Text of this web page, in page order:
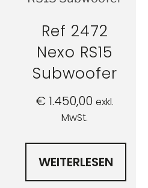
Ref 2472
Nexo RS15
Subwoofer
€1.450,00 exkl.
MwSt.
WEITERLESEN